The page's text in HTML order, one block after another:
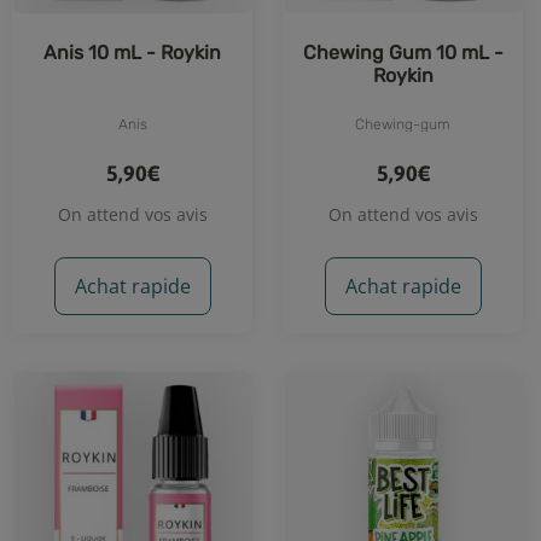
Anis 10 mL - Roykin
Anis
5,90€
On attend vos avis
Achat rapide
Chewing Gum 10 mL -
Roykin
Chewing-gum
5,90€
On attend vos avis
Achat rapide